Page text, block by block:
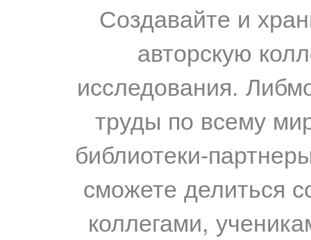
Создавайте и
авторскую
исследования.
труды по всему
библиотеки-
сможете делиться
коллегами,